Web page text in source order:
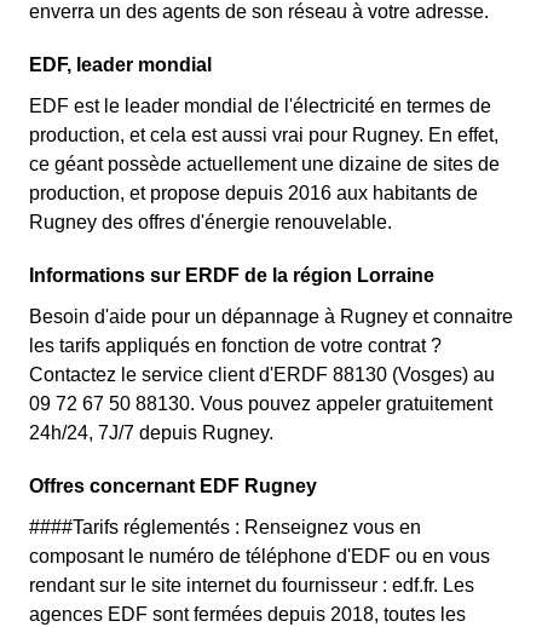
enverra un des agents de son réseau à votre adresse.
EDF, leader mondial
EDF est le leader mondial de l'électricité en termes de
production, et cela est aussi vrai pour Rugney. En effet,
ce géant possède actuellement une dizaine de sites de
production, et propose depuis 2016 aux habitants de
Rugney des offres d'énergie renouvelable.
Informations sur ERDF de la région Lorraine
Besoin d'aide pour un dépannage à Rugney et connaitre
les tarifs appliqués en fonction de votre contrat ?
Contactez le service client d'ERDF 88130 (Vosges) au
09 72 67 50 88130. Vous pouvez appeler gratuitement
24h/24, 7J/7 depuis Rugney.
Offres concernant EDF Rugney
####Tarifs réglementés : Renseignez vous en
composant le numéro de téléphone d'EDF ou en vous
rendant sur le site internet du fournisseur : edf.fr. Les
agences EDF sont fermées depuis 2018, toutes les